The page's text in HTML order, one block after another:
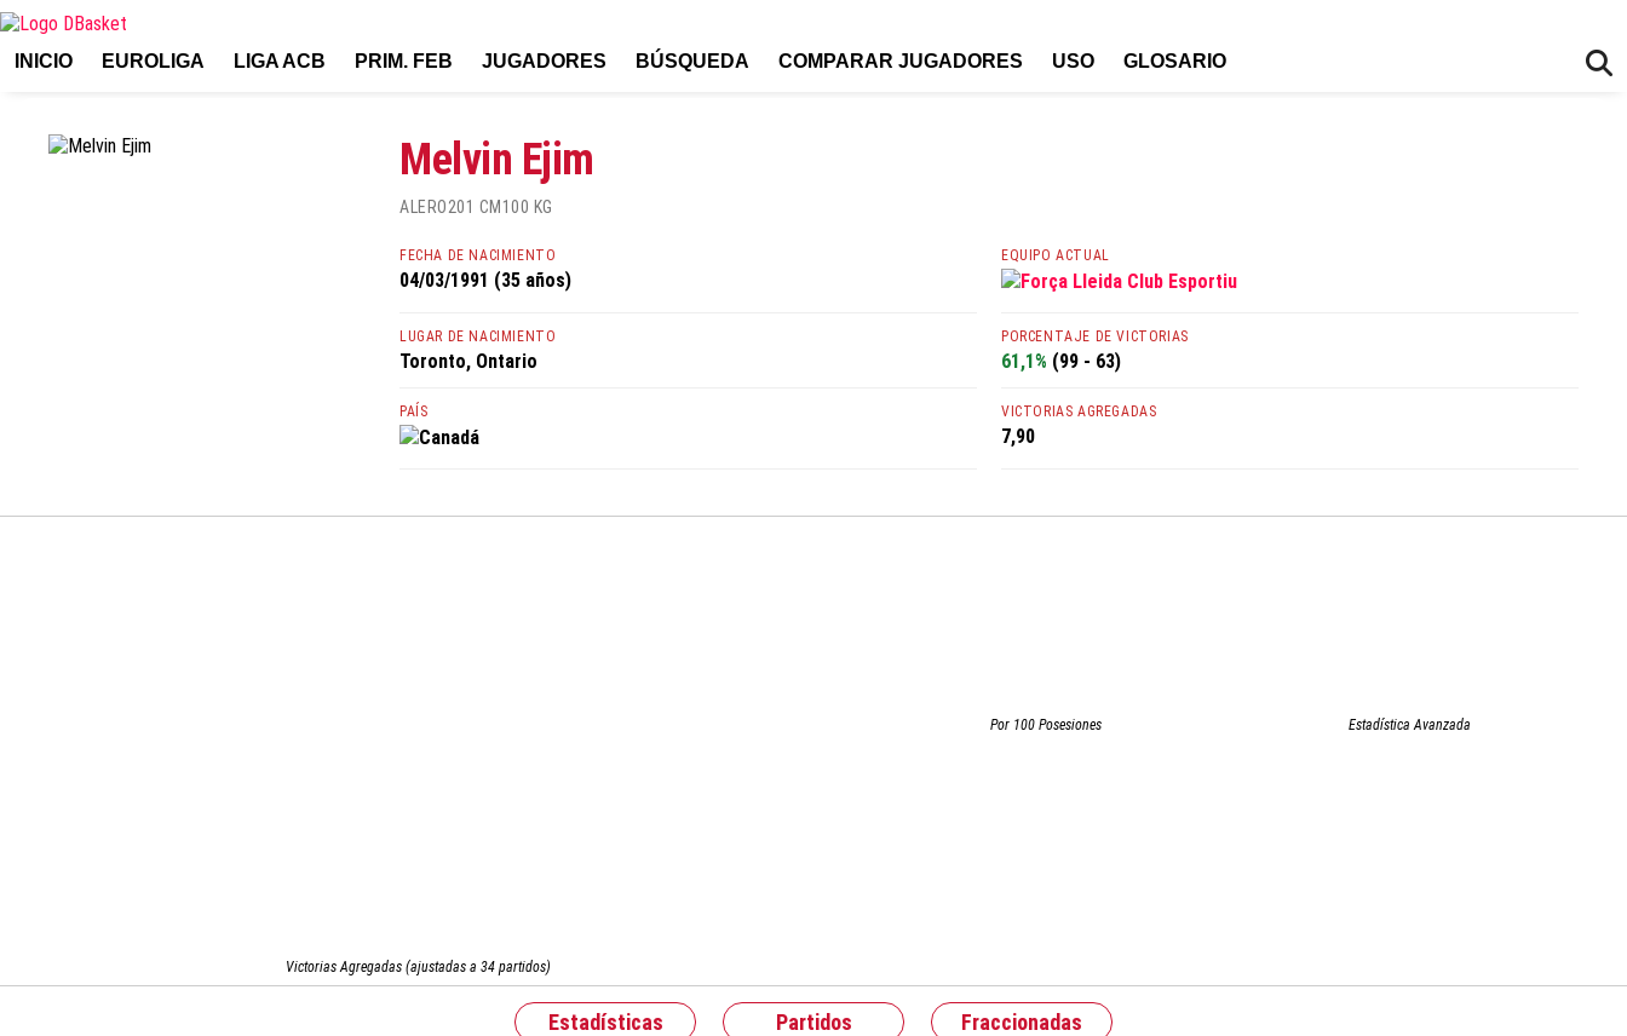
INICIO EUROLIGA LIGA ACB PRIM. FEB JUGADORES BÚSQUEDA COMPARAR JUGADORES USO GLOSARIO
Melvin Ejim
ALERO201 CM 100 KG
FECHA DE NACIMIENTO
04/03/1991 (35 años)
LUGAR DE NACIMIENTO
Toronto, Ontario
PAÍS
Canadá
EQUIPO ACTUAL
Força Lleida Club Esportiu
PORCENTAJE DE VICTORIAS
61,1% (99 - 63)
VICTORIAS AGREGADAS
7,90
Victorias Agregadas (ajustadas a 34 partidos)
Por 100 Posesiones Estadística Avanzada
Estadísticas Partidos Fraccionadas